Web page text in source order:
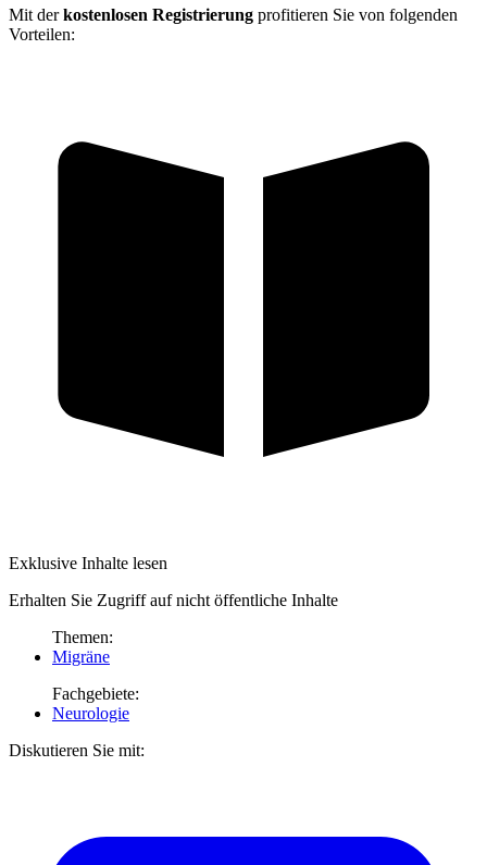
Mit derkostenlosen Registrierung profitieren Sie von folgenden
Vorteilen:
Exklusive Inhalte lesen
Erhalten Sie Zugriff auf nicht öffentliche Inhalte
Themen:
Migräne
Fachgebiete:
Neurologie
Diskutieren Sie mit: